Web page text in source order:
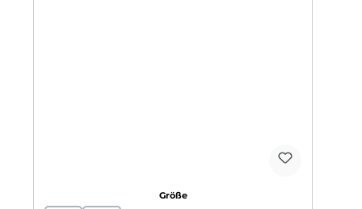
Größeauswählen